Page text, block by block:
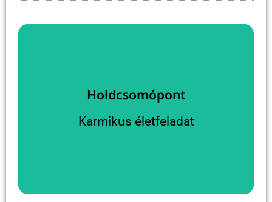
Holdcsomópont
Karmikus életfeladat
Ezek számított pontok, a Nap és a Hold keringési